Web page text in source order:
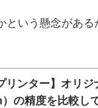
という懸念があ
リンター】オリ
の精度を比較し